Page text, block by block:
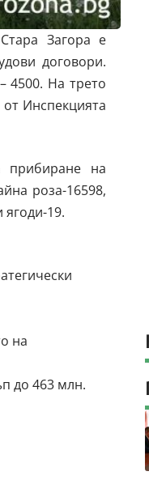
Загора е
договори.
4500. На трето
Инспекцията
прибиране на
роза-16598,
19.
на
до 463 млн.